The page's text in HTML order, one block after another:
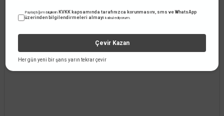
Paylaştığım bilgilerin KVKK kapsamında tarafınızca korunmasını, sms ve WhatsApp
üzerinden bilgilendirmeleri almayı kabul ediyorum.
Çevir Kazan
Her gün yeni bir şans yarın tekrar çevir